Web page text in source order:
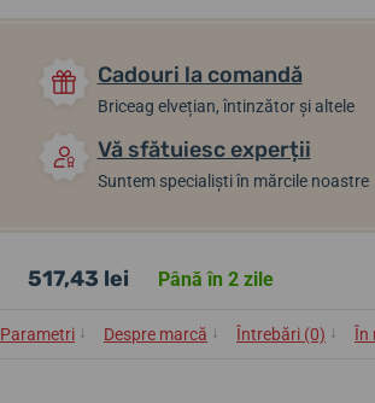
Cadouri la comandă
Briceag elvețian, întinzător și altele
Vă sfătuiesc experții
Suntem specialiști în mărcile noastre
517,43 lei Până în 2 zile
Parametri ↓ Despre marcă ↓ Întrebări (0) ↓ În